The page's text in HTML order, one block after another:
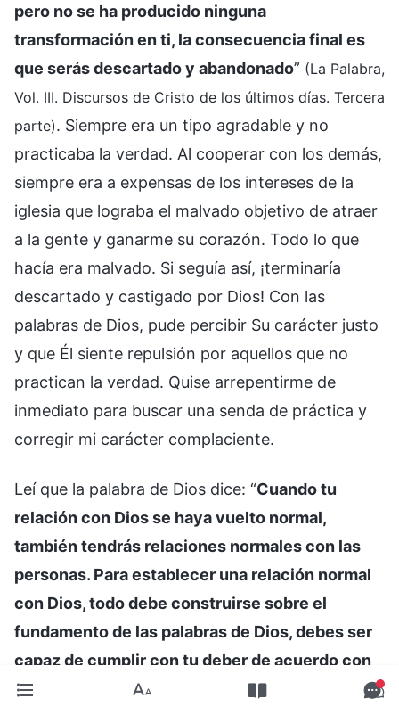
pero no se ha producido ninguna
transformación en ti, la consecuencia final es
que serás descartado y abandonado” (La Palabra,
Vol. III. Discursos de Cristo de los últimos días. Tercera
parte). Siempre era un tipo agradable y no
practicaba la verdad. Al cooperar con los demás,
siempre era a expensas de los intereses de la
iglesia que lograba el malvado objetivo de atraer
a la gente y ganarme su corazón. Todo lo que
hacía era malvado. Si seguía así, ¡terminaría
descartado y castigado por Dios! Con las
palabras de Dios, pude percibir Su carácter justo
y que Él siente repulsión por aquellos que no
practican la verdad. Quise arrepentirme de
inmediato para buscar una senda de práctica y
corregir mi carácter complaciente.
Leí que la palabra de Dios dice: “Cuando tu
relación con Dios se haya vuelto normal,
también tendrás relaciones normales con las
personas. Para establecer una relación normal
con Dios, todo debe construirse sobre el
fundamento de las palabras de Dios, debes ser
capaz de cumplir con tu deber de acuerdo con
Sus palabras y lo que Él pide, debes poner tus